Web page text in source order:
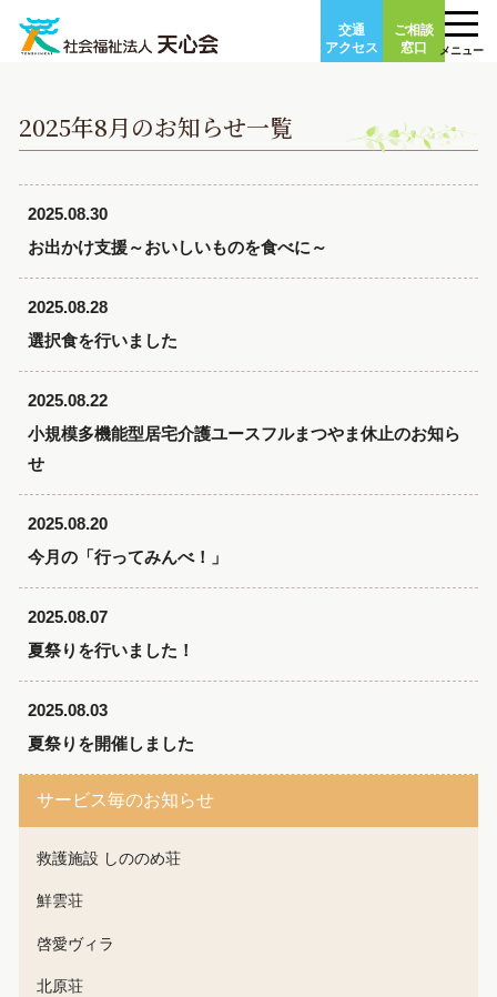
content
交通
アクセス
ご相談
窓口
メニュー
2025年8月のお知らせ一覧
2025.08.30
お出かけ支援～おいしいものを食べに～
2025.08.28
選択食を行いました
2025.08.22
小規模多機能型居宅介護ユースフルまつやま休止のお知ら
せ
2025.08.20
今月の「行ってみんべ！」
2025.08.07
夏祭りを行いました！
2025.08.03
夏祭りを開催しました
サービス毎のお知らせ
救護施設 しののめ荘
鮮雲荘
啓愛ヴィラ
北原荘